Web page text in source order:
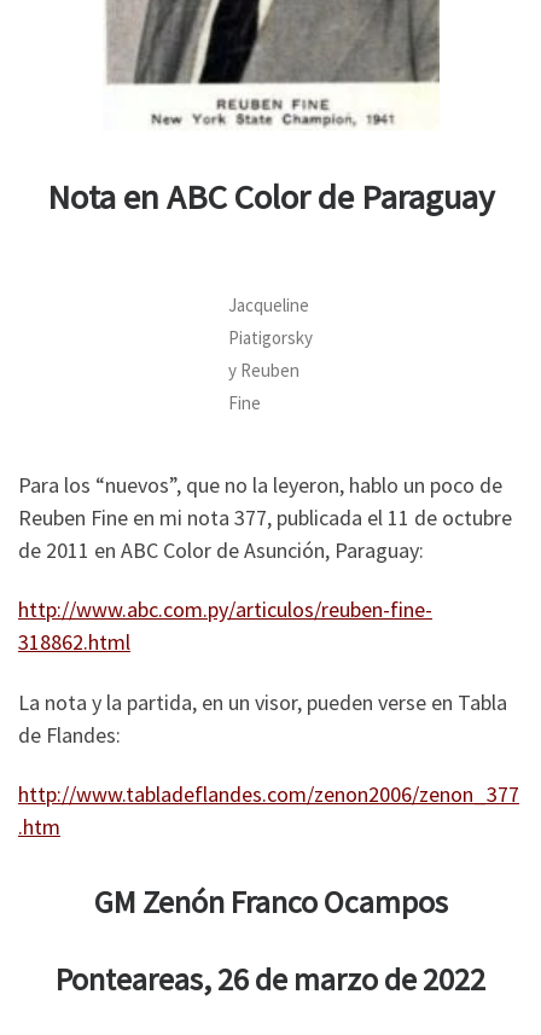
Nota en ABC Color de Paraguay
Jacqueline
Piatigorsky
y Reuben
Fine
Para los “nuevos”, que no la leyeron, hablo un poco de
Reuben Fine en mi nota 377, publicada el 11 de octubre
de 2011 en ABC Color de Asunción, Paraguay:
http://www.abc.com.py/articulos/reuben-fine-
318862.html
La nota y la partida, en un visor, pueden verse en Tabla
de Flandes:
http://www.tabladeflandes.com/zenon2006/zenon_377
.htm
GM Zenón Franco Ocampos
Ponteareas, 26 de marzo de 2022